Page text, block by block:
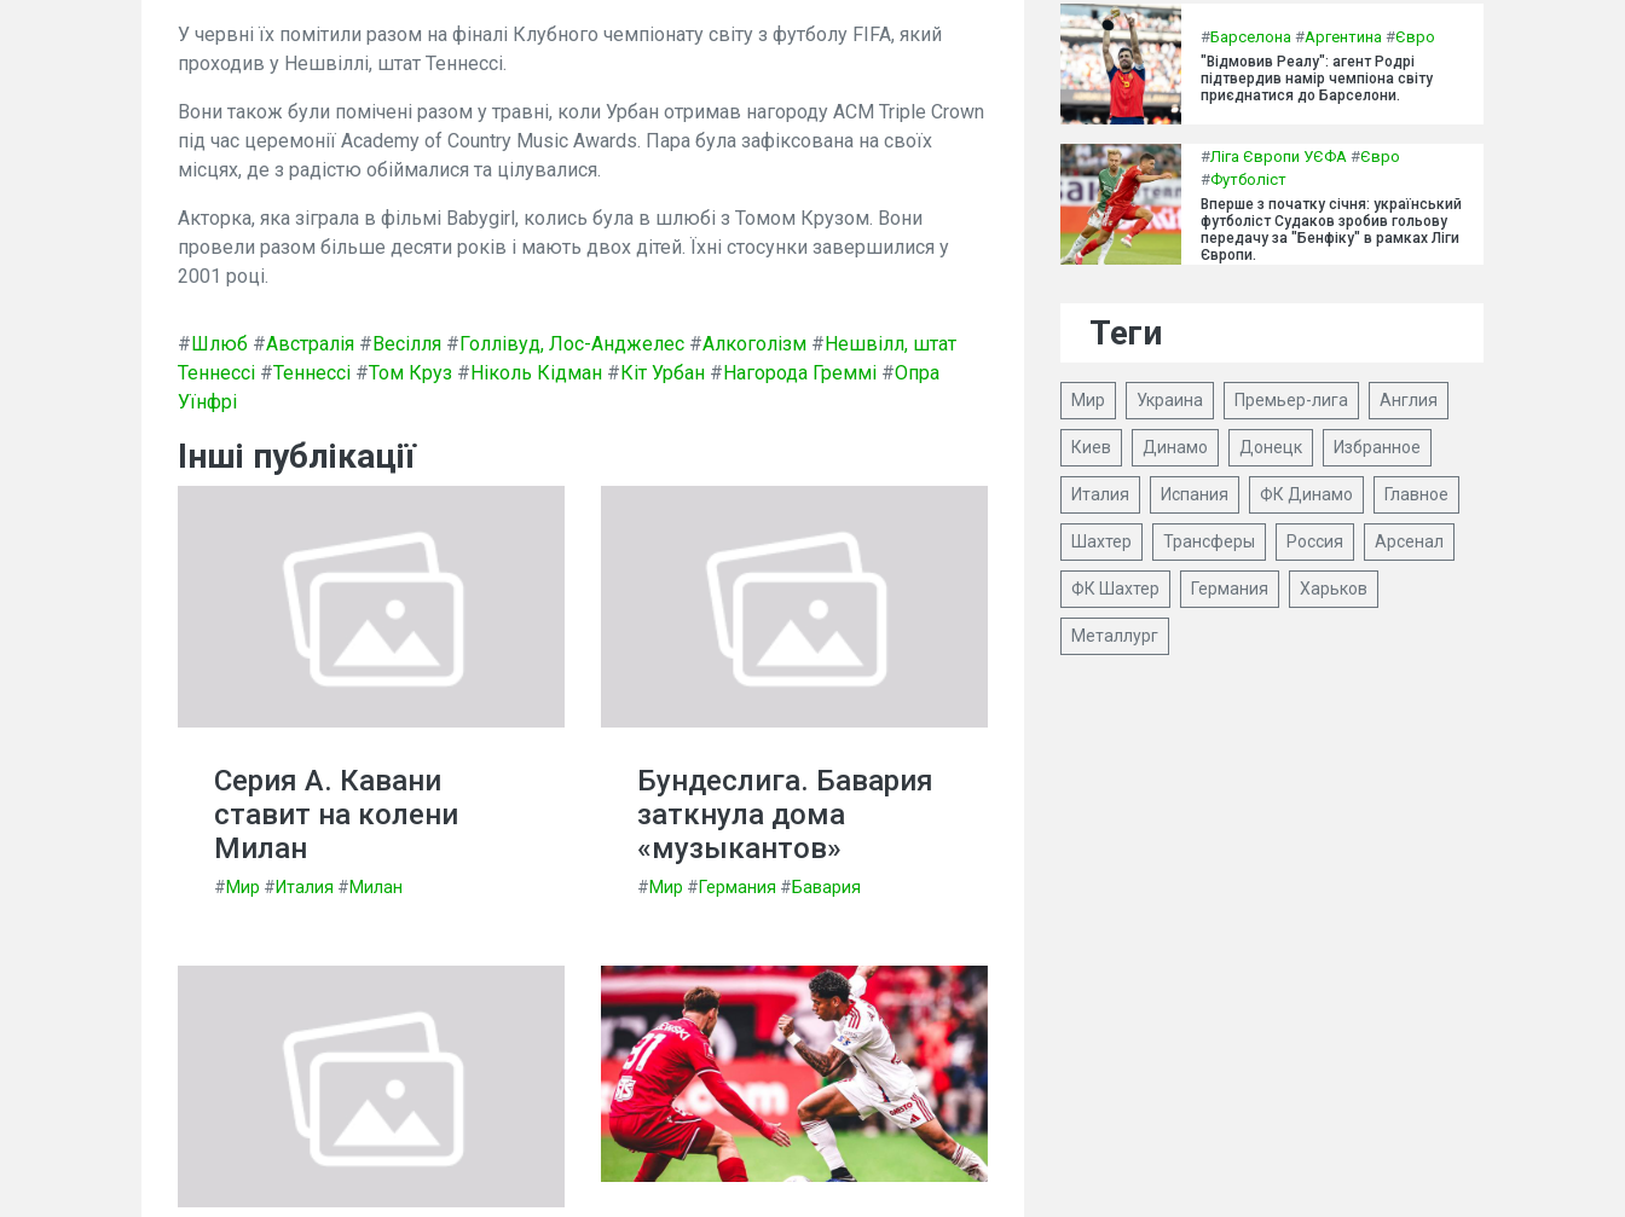
У червні їх помітили разом на фіналі Клубного чемпіонату світу з футболу FIFA, який
проходив у Нешвіллі, штат Теннессі.
Вони також були помічені разом у травні, коли Урбан отримав нагороду ACM Triple Crown
під час церемонії Academy of Country Music Awards. Пара була зафіксована на своїх
місцях, де з радістю обіймалися та цілувалися.
Акторка, яка зіграла в фільмі Babygirl, колись була в шлюбі з Томом Крузом. Вони
провели разом більше десяти років і мають двох дітей. Їхні стосунки завершилися у
2001 році.
#Шлюб #Австралія #Весілля #Голлівуд, Лос-Анджелес #Алкоголізм #Нешвілл, штат
Теннессі #Теннессі #Том Круз #Ніколь Кідман #Кіт Урбан #Нагорода Греммі #Опра
Уїнфрі
Інші публікації
Серия А. Кавани
ставит на колени
Милан
#Мир #Италия #Милан
Бундеслига. Бавария
заткнула дома
«музыкантов»
#Мир #Германия #Бавария
#Барселона #Аргентина #Євро
"Відмовив Реалу": агент Родрі
підтвердив намір чемпіона світу
приєднатися до Барселони.
#Ліга Європи УЄФА #Євро
#Футболіст
Вперше з початку січня: український
футболіст Судаков зробив гольову
передачу за "Бенфіку" в рамках Ліги
Європи.
Теги
Мир Украина Премьер-лига Англия
Киев Динамо Донецк Избранное
Италия Испания ФК Динамо Главное
Шахтер Трансферы Россия Арсенал
ФК Шахтер Германия Харьков
Металлург